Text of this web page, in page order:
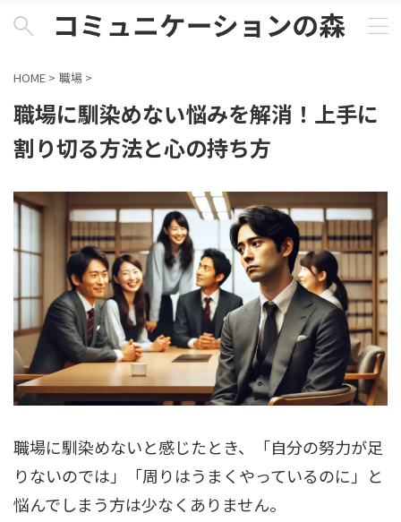
HOME > 職場 >
職場に馴染めない悩みを解消！上手に
割り切る方法と心の持ち方
職場に馴染めないと感じたとき、「自分の努力が足
りないのでは」「周りはうまくやっているのに」と
悩んでしまう方は少なくありません。